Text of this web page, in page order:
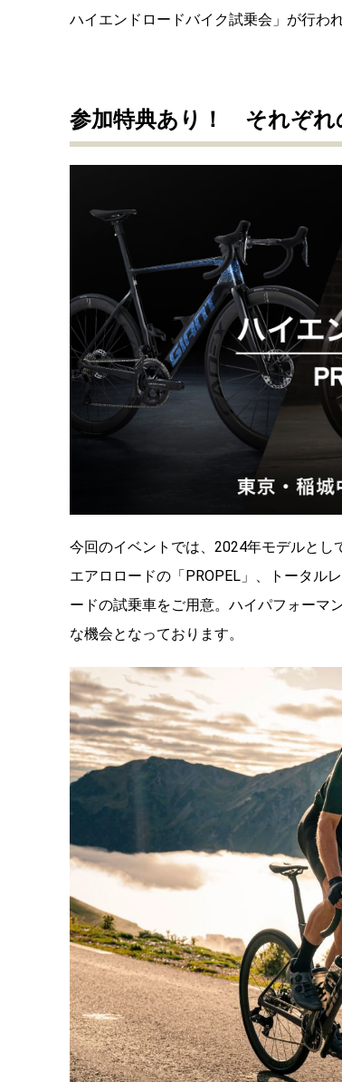
ハイエンドロードバイク試乗会」が行わ
参加特典あり！ それぞれ
今回のイベントでは、2024年モデルとし
エアロロードの「PROPEL」、トータル
ードの試乗車をご用意。ハイパフォーマ
な機会となっております。